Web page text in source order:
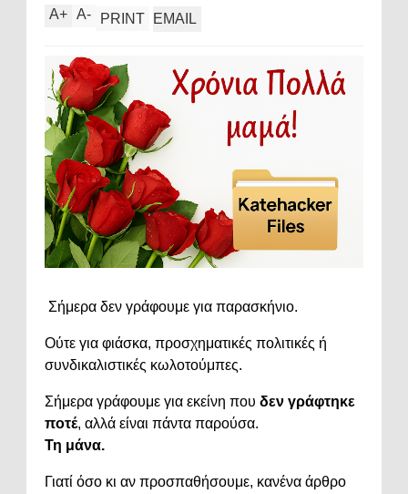
A+ A- PRINT EMAIL
Σήμερα δεν γράφουμε για παρασκήνιο.
Ούτε για φιάσκα, προσχηματικές πολιτικές ή
συνδικαλιστικές κωλοτούμπες.
Σήμερα γράφουμε για εκείνη που δεν γράφτηκε
ποτέ, αλλά είναι πάντα παρούσα.
Τη μάνα.
Γιατί όσο κι αν προσπαθήσουμε, κανένα άρθρο